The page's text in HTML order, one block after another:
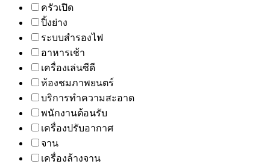
ครัวเปิด
ปิ้งย่าง
ระบบสำรองไฟ
อาหารเช้า
เครื่องเล่นซีดี
ห้องชมภาพยนตร์
บริการทำความสะอาด
พนักงานต้อนรับ
เครื่องปรับอากาศ
จาน
เครื่องล้างจาน